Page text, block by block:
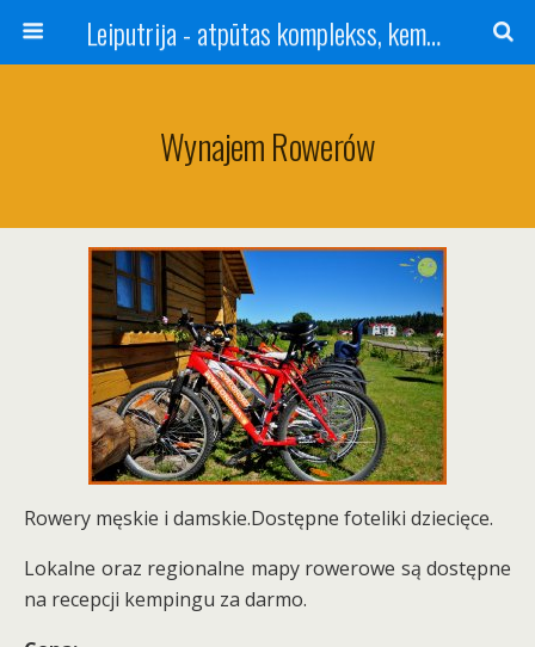
Leiputrija - atpūtas komplekss, kempings, viesu nams pie Rīgas / Camping, caravan site, bed and breakfast near Riga / Camping, caravanas, bungalows Letonia / Campingplatz, Caravanpark, Zimmer in Lettland / Kемпинг и гостевой дом к Риги
Wynajem Rowerów
Rowery męskie i damskie.Dostępne foteliki dziecięce.
Lokalne oraz regionalne mapy rowerowe są dostępne
na recepcji kempingu za darmo.